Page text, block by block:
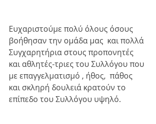
Ευχαριστούμε πολύ όλους όσους
βοήθησαν την ομάδα μας  και πολλά
Συγχαρητήρια στους προπονητές
και αθλητές-τριες του Συλλόγου που
με επαγγελματισμό , ήθος,  πάθος
και σκληρή δουλειά κρατούν το
επίπεδο του Συλλόγου υψηλό.